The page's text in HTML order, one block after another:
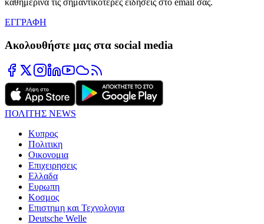
καθημερινά τις σημαντικότερες ειδήσεις στο email σας.
ΕΓΓΡΑΦΗ
Ακολουθήστε μας στα social media
ΠΟΛΙΤΗΣ NEWS
Κυπρος
Πολιτικη
Οικονομια
Επιχειρησεις
Ελλαδα
Ευρωπη
Κοσμος
Επιστημη και Τεχνολογια
Deutsche Welle